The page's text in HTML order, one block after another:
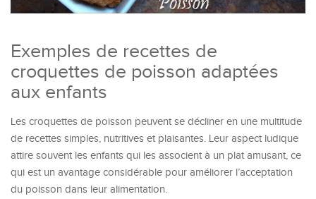
Exemples de recettes de
croquettes de poisson adaptées
aux enfants
Les croquettes de poisson peuvent se décliner en une multitude
de recettes simples, nutritives et plaisantes. Leur aspect ludique
attire souvent les enfants qui les associent à un plat amusant, ce
qui est un avantage considérable pour améliorer l’acceptation
du poisson dans leur alimentation.